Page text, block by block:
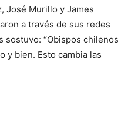
José Murillo y James
a través de sus redes
sostuvo: “Obispos chilenos
y bien. Esto cambia las